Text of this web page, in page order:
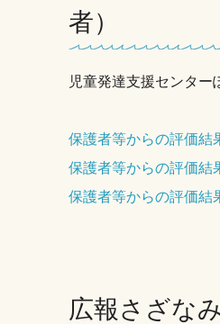
者）
児童発達支援センタ
保護者等からの評価
保護者等からの評価
保護者等からの評価
広報さざな